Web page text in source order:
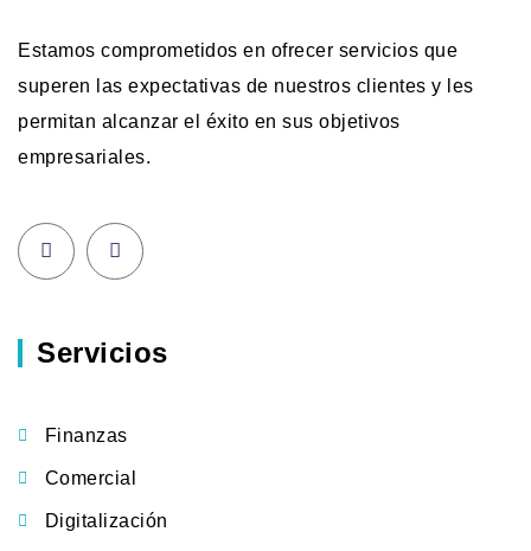
Estamos comprometidos en ofrecer servicios que
superen las expectativas de nuestros clientes y les
permitan alcanzar el éxito en sus objetivos
empresariales.
Servicios
Finanzas
Comercial
Digitalización